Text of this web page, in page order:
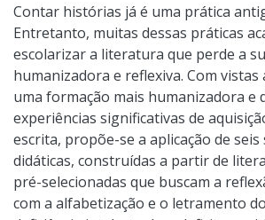
Contar histórias já é uma prática
Entretanto, muitas dessas práticas
escolarizar a literatura que perde a
humanizadora e reflexiva. Com
uma formação mais humanizadora e
experiências significativas de
escrita, propõe-se a aplicação de seis
didáticas, construídas a partir de
pré-selecionadas que buscam a
com a alfabetização e o letramento